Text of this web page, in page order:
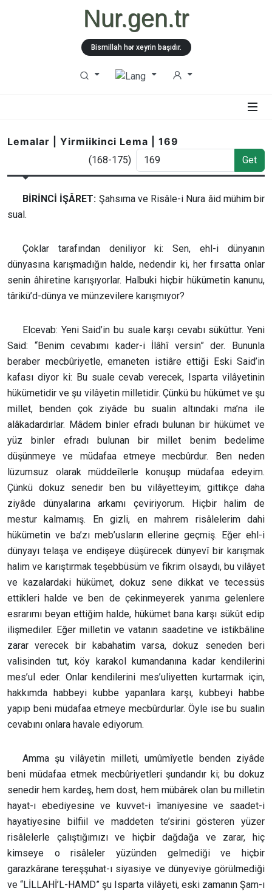
Nur.gen.tr
Bismillah hər xeyrin başıdır.
Lemalar | Yirmiikinci Lema | 169
(168-175) Get
BİRİNCİ İŞÂRET: Şahsıma ve Risâle-i Nura âid mühim bir
sual.
Çoklar tarafından deniliyor ki: Sen, ehl-i dünyanın
dünyasına karışmadığın halde, nedendir ki, her fırsatta onlar
senin âhiretine karışıyorlar. Halbuki hiçbir hükümetin kanunu,
târikü’d-dünya ve münzevilere karışmıyor?
Elcevab: Yeni Said’in bu suale karşı cevabı sükûttur. Yeni
Said: “Benim cevabımı kader-i İlâhî versin” der. Bununla
beraber mecbûriyetle, emaneten istiâre ettiği Eski Said’in
kafası diyor ki: Bu suale cevab verecek, Isparta vilâyetinin
hükümetidir ve şu vilâyetin milletidir. Çünkü bu hükümet ve şu
millet, benden çok ziyâde bu sualin altındaki ma’na ile
alâkadardırlar. Mâdem binler efradı bulunan bir hükümet ve
yüz binler efradı bulunan bir millet benim bedelime
düşünmeye ve müdafaa etmeye mecbûrdur. Ben neden
lüzumsuz olarak müddeîlerle konuşup müdafaa edeyim.
Çünkü dokuz senedir ben bu vilâyetteyim; gittikçe daha
ziyâde dünyalarına arkamı çeviriyorum. Hiçbir halim de
mestur kalmamış. En gizli, en mahrem risâlelerim dahi
hükümetin ve ba’zı meb’usların ellerine geçmiş. Eğer ehl-i
dünyayı telaşa ve endişeye düşürecek dünyevî bir karışmak
halim ve karıştırmak teşebbüsüm ve fikrim olsaydı, bu vilâyet
ve kazalardaki hükümet, dokuz sene dikkat ve tecessüs
ettikleri halde ve ben de çekinmeyerek yanıma gelenlere
esrarımı beyan ettiğim halde, hükümet bana karşı sükût edip
ilişmediler. Eğer milletin ve vatanın saadetine ve istikbâline
zarar verecek bir kabahatim varsa, dokuz seneden beri
valisinden tut, köy karakol kumandanına kadar kendilerini
mes’ul eder. Onlar kendilerini mes’uliyetten kurtarmak için,
hakkımda habbeyi kubbe yapanlara karşı, kubbeyi habbe
yapıp beni müdafaa etmeye mecbûrdurlar. Öyle ise bu sualin
cevabını onlara havale ediyorum.
Amma şu vilâyetin milleti, umûmîyetle benden ziyâde
beni müdafaa etmek mecbûriyetleri şundandır ki; bu dokuz
senedir hem kardeş, hem dost, hem mübârek olan bu milletin
hayat-ı ebediyesine ve kuvvet-i îmaniyesine ve saadet-i
hayatiyesine bilfiil ve maddeten te’sirini gösteren yüzer
risâlelerle çalıştığımızı ve hiçbir dağdağa ve zarar, hiç
kimseye o risâleler yüzünden gelmediği ve hiçbir
garazkârane tereşşuhat-ı siyasiye ve dünyeviye görülmediği
ve “LİLLAHİ’L-HAMD” şu Isparta vilâyeti, eski zamanın Şam-ı